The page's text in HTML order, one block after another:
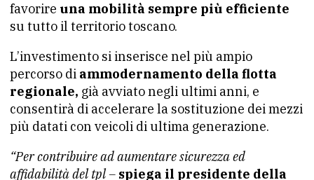
favorire una mobilità sempre più efficiente
su tutto il territorio toscano.
L’investimento si inserisce nel più ampio
percorso di ammodernamento della flotta
regionale, già avviato negli ultimi anni, e
consentirà di accelerare la sostituzione dei mezzi
più datati con veicoli di ultima generazione.
“Per contribuire ad aumentare sicurezza ed
affidabilità del tpl – spiega il presidente della